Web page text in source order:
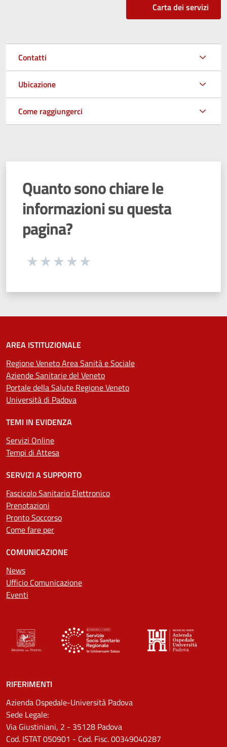
Carta dei servizi
Contatti
Ubicazione
Come raggiungerci
Quanto sono chiare le
informazioni su questa
pagina?
Seleziona una valutazione da 1 a 5 stelle
AREA ISTITUZIONALE
Regione Veneto Area Sanità e Sociale
Aziende Sanitarie del Veneto
Portale della Salute Regione Veneto
Università di Padova
TEMI IN EVIDENZA
Servizi Online
Tempi di Attesa
SERVIZI A SUPPORTO
Fascicolo Sanitario Elettronico
Prenotazioni
Pronto Soccorso
Come fare per
COMUNICAZIONE
News
Ufficio Comunicazione
Eventi
RIFERIMENTI
Azienda Ospedale-Università Padova
Sede Legale:
Via Giustiniani, 2 - 35128 Padova
Cod. ISTAT 050901 - Cod. Fisc. 00349040287